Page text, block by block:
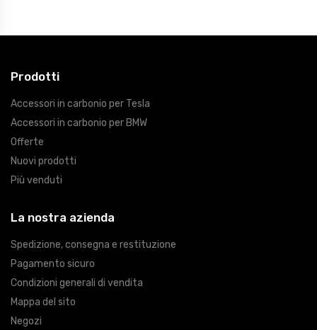
Prodotti
Accessori in carbonio per Tesla
Accessori in carbonio per BMW
Offerte
Nuovi prodotti
Più venduti
La nostra azienda
Spedizione, consegna e restituzione
Pagamento sicuro
Condizioni generali di vendita
Mappa del sito
Negozi